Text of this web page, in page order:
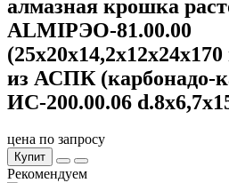
алмазная крошка
ALMIРЭО-81.00.00
из АСПК (карбонадо-
ИС-200.00.06
цена по запросу
Купит
Рекомендуем